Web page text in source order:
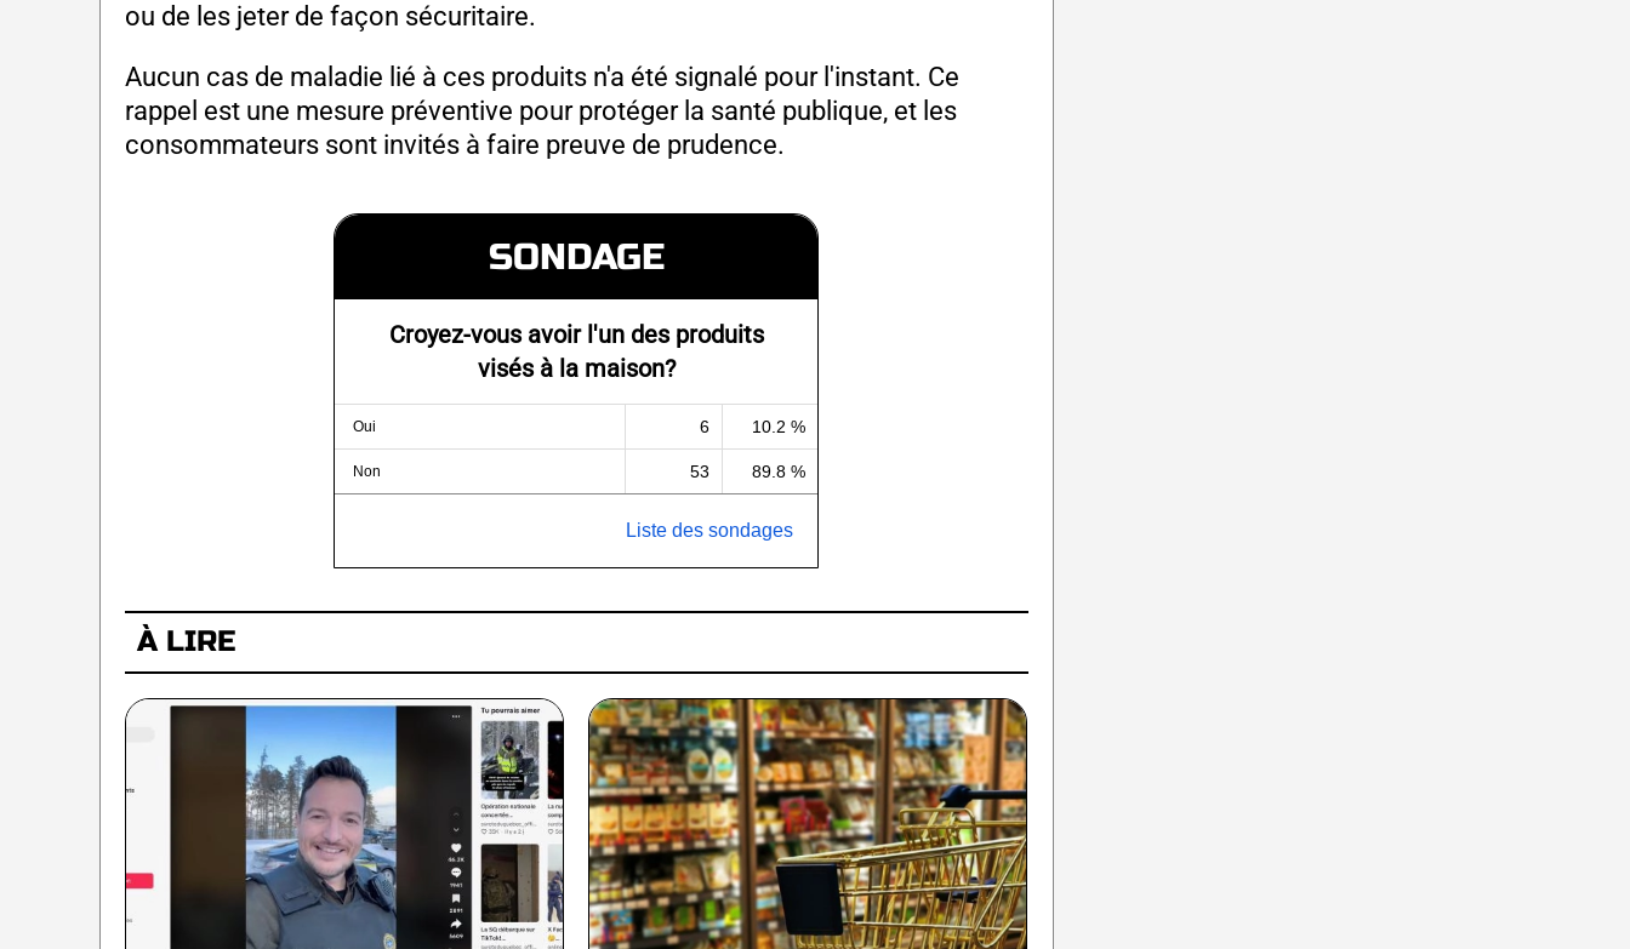
ou de les jeter de façon sécuritaire.
Aucun cas de maladie lié à ces produits n'a été signalé pour l'instant. Ce
rappel est une mesure préventive pour protéger la santé publique, et les
consommateurs sont invités à faire preuve de prudence.
SONDAGE
Croyez-vous avoir l'un des produits
visés à la maison?
Oui 6 10.2 %
Non 53 89.8 %
Liste des sondages
À LIRE